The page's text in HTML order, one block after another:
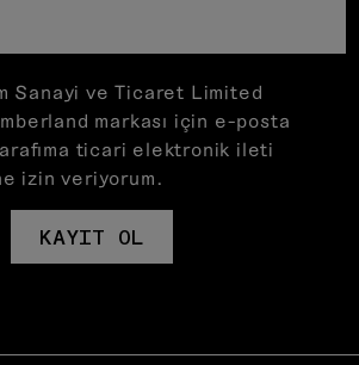
Sanayi ve Ticaret Limited
markası için e-posta
ticari elektronik ileti
izin veriyorum.
KAYIT OL